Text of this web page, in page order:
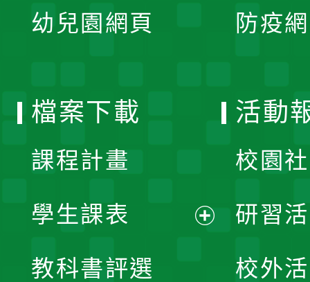
幼兒園網頁 防疫
檔案下載
課程計畫
學生課表
教科書評選
活動
校園
研習
校外